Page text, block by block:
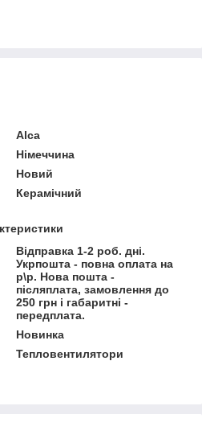
Alca
Німеччина
Новий
Керамічний
Відправка 1-2 роб. дні.
Укрпошта - повна оплата на
р\р. Нова пошта -
післяплата, замовлення до
250 грн і габаритні -
передплата.
Новинка
Тепловентилятори